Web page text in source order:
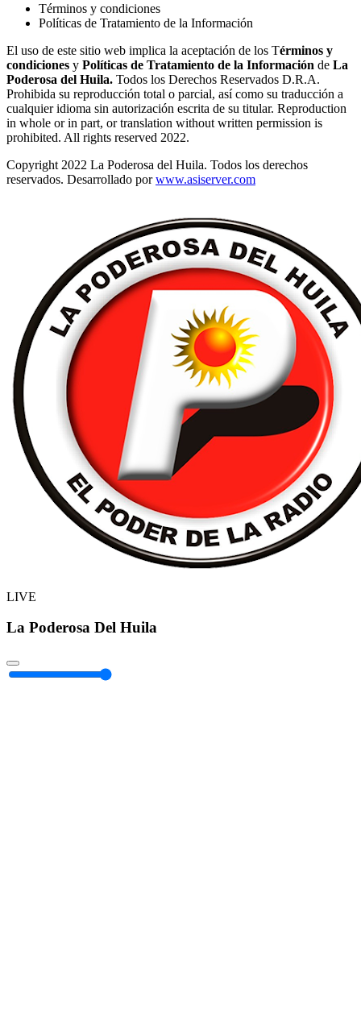
Términos y condiciones
Políticas de Tratamiento de la Información
El uso de este sitio web implica la aceptación de los Términos y
condiciones y Políticas de Tratamiento de la Información de La
Poderosa del Huila. Todos los Derechos Reservados D.R.A.
Prohibida su reproducción total o parcial, así como su traducción a
cualquier idioma sin autorización escrita de su titular. Reproduction
in whole or in part, or translation without written permission is
prohibited. All rights reserved 2022.
Copyright 2022 La Poderosa del Huila. Todos los derechos
reservados. Desarrollado porwww.asiserver.com
LIVE
La Poderosa Del Huila